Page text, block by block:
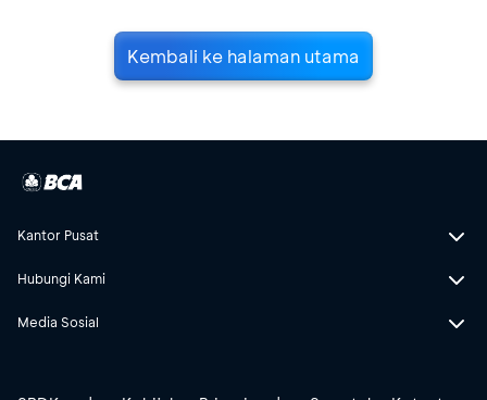
Kembali ke halaman utama
Kantor Pusat
Hubungi Kami
Media Sosial